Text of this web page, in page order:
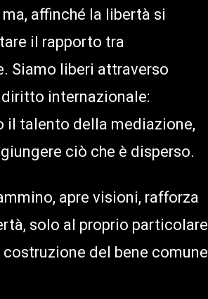
affinché la libertà si
il rapporto tra
Siamo liberi attraverso
internazionale:
il talento della mediazione,
ciò che è disperso.
apre visioni, rafforza
solo al proprio particolare
del bene comune